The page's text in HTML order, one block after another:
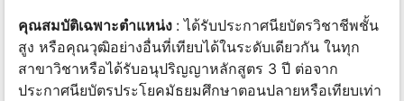
คุณสมบัติเฉพาะตำแหน่ง : ได้รับประกาศนียบัตรวิชาชีพชั้น
สูง หรือคุณวุฒิอย่างอื่นที่เทียบได้ในระดับเดียวกัน ในทุก
สาขาวิชาหรือได้รับอนุปริญญาหลักสูตร 3 ปี ต่อจาก
ประกาศนียบัตรประโยคมัธยมศึกษาตอนปลายหรือเทียบเท่า